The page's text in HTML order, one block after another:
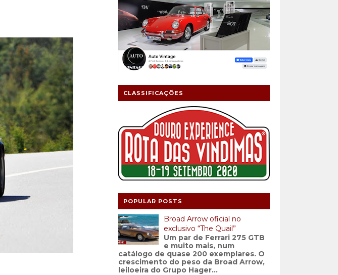
CLASSIFICAÇÕES
POPULAR POSTS
Broad Arrow oficial no
exclusivo “The Quail”
Um par de Ferrari 275 GTB
e muito mais, num
catálogo de quase 200 exemplares. O
crescimento do peso da Broad Arrow,
leiloeira do Grupo Hager...